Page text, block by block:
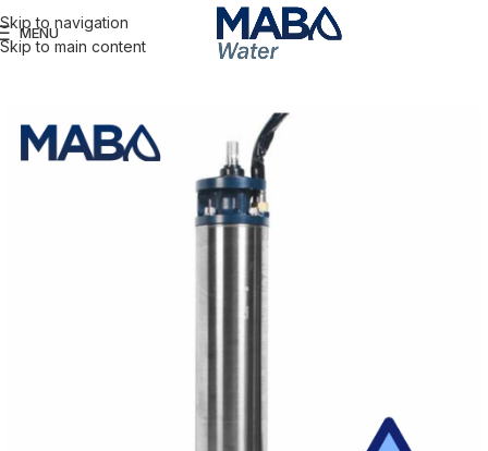
Skip to navigation
Skip to main content
MENU